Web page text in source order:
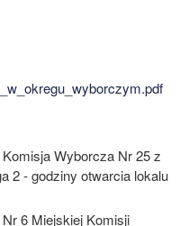
Wyborcza Nr 25 z
2 - godziny otwarcia lokalu
6 Miejskiej Komisji